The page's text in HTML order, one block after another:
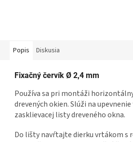
Popis Diskusia
Fixačný červík Ø 2,4 mm
Používa sa pri montáži
drevených okien. Slúži na
zasklievacej listy dreveného okna.
Do lišty navŕtajte dierku vrtákom s